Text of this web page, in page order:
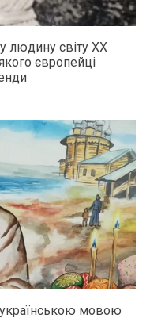
людину світу XX
європейці
українською мовою